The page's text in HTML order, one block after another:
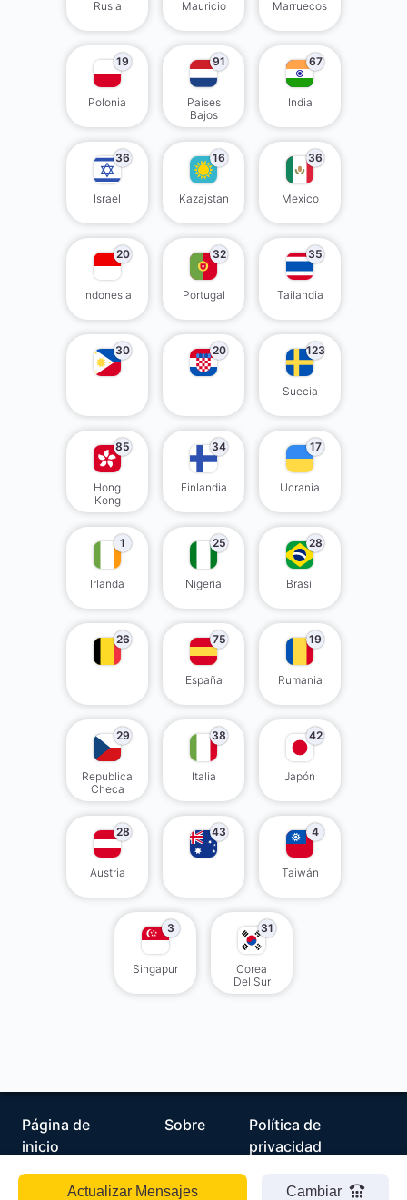
Rusia Mauricio Marruecos
19
Polonia
91
Paises
Bajos
67
India
36
Israel
16
Kazajstan
36
Mexico
20
Indonesia
32
Portugal
35
Tailandia
30 20 123
Suecia
85
Hong
Kong
34
Finlandia
17
Ucrania
1
Irlanda
25
Nigeria
28
Brasil
26 75
España
19
Rumania
29
Republica
Checa
38
Italia
42
Japón
28
Austria
43 4
Taiwán
3
Singapur
31
Corea
Del Sur
Actualizar Mensajes Cambiar
Página de
inicio
Sobre
Política de
privacidad